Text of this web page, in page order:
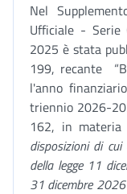
Nel
Ufficiale -
2025 è stata
199, recante
l'anno
triennio 2026-
162, in materia
disposizioni di
della legge 11
31 dicembre